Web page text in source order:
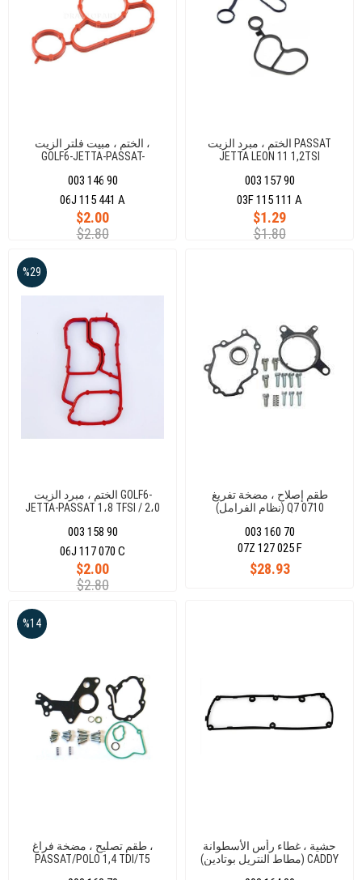
الختم ، مبيت فلتر الزيت ،
GOLF6-JETTA-PASSAT-
A3-A4-A5-A6-Q3-Q5-LEON-
OCTAVI
003 146 90
$2.00
$2.80
06J 115 441 A
الختم ، مبرد الزيت PASSAT
JETTA LEON 11 1,2TSI
003 157 90
$1.29
$1.80
03F 115 111 A
الختم ، مبرد الزيت GOLF6-
JETTA-PASSAT 1،8 TFSI / 2،0
003 158 90
$2.00
$2.80
%29
06J 117 070 C
طقم إصلاح ، مضخة تفريغ
(نظام الفرامل) Q7 0710
003 160 70
$28.93
07Z 127 025 F
طقم تصليح ، مضخة فراغ ،
PASSAT/POLO 1,4 TDI/T5
%14
حشية ، غطاء رأس الأسطوانة
(مطاط النتريل بوتادين) CADDY